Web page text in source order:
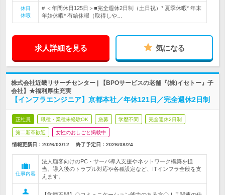
休日
休暇
# ＜年間休日125日＞■完全週休2日制（土日祝）* 夏季休暇* 年末
年始休暇* 有給休暇（取得しや…
求人詳細を見る 気になる
株式会社近畿リサーチセンター | 【BPOサービスの老舗『(株)イセトー』子
会社】★福利厚生充実
【インフラエンジニア】京都本社／年休121日／完全週休2日制
正社員 職種・業種未経験OK 急募 学歴不問 完全週休2日制
第二新卒歓迎 女性のおしごと掲載中
情報更新日：2026/03/12 終了予定日： 2026/08/24
仕事内容
法人顧客向けのPC・サーバ導入支援やネットワーク構築を担
当。導入後のトラブル対応や各種設定など、ITインフラ全般を支
えます。